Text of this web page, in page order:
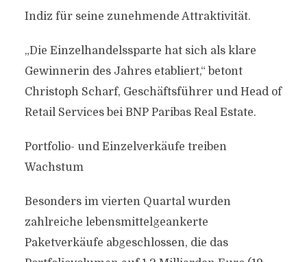
Indiz für seine zunehmende Attraktivität.
„Die Einzelhandelssparte hat sich als klare
Gewinnerin des Jahres etabliert,“ betont
Christoph Scharf, Geschäftsführer und Head of
Retail Services bei BNP Paribas Real Estate.
Portfolio- und Einzelverkäufe treiben
Wachstum
Besonders im vierten Quartal wurden
zahlreiche lebensmittelgeankerte
Paketverkäufe abgeschlossen, die das